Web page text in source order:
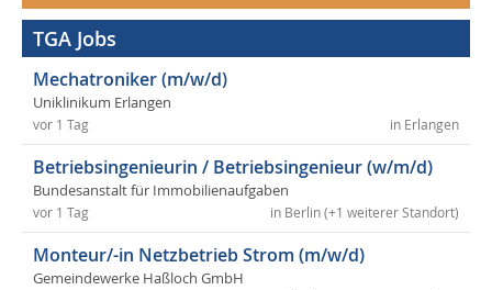
TGA Jobs
Mechatroniker (m/w/d)
Uniklinikum Erlangen
in Erlangen
vor 1 Tag
Betriebsingenieurin / Betriebsingenieur (w/m/d)
Bundesanstalt für Immobilienaufgaben
in Berlin (+1 weiterer Standort)
vor 1 Tag
Monteur/-in Netzbetrieb Strom (m/w/d)
Gemeindewerke Haßloch GmbH